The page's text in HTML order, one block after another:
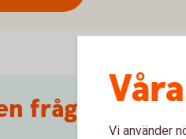
fråga till oss
Vi använder